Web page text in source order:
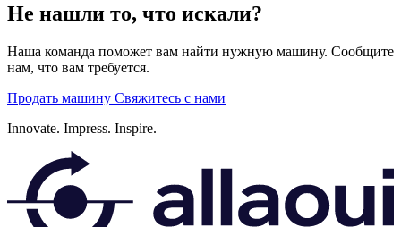
Не нашли то, что искали?
Наша команда поможет вам найти нужную машину. Сообщите
нам, что вам требуется.
Продать машину Свяжитесь с нами
Innovate. Impress. Inspire.